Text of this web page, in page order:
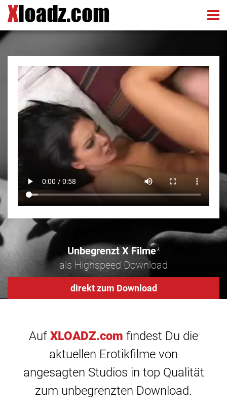
Unbegrenzt X Filme*
als Highspeed Download
direkt zum Download
Auf XLOADZ.com findest Du die
aktuellen Erotikfilme von
angesagten Studios in top Qualität
zum unbegrenzten Download.